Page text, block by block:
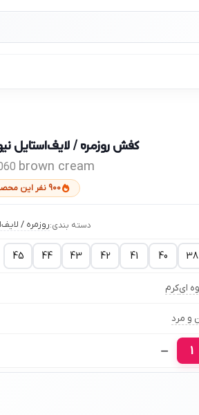
کفش روزمره / لایف‌استایل
brown cream
900 نفر این محصول را خریده‌اند
دسته بندی:روزمره /
38
40
41
42
43
44
45
ایکرم
و مرد
1